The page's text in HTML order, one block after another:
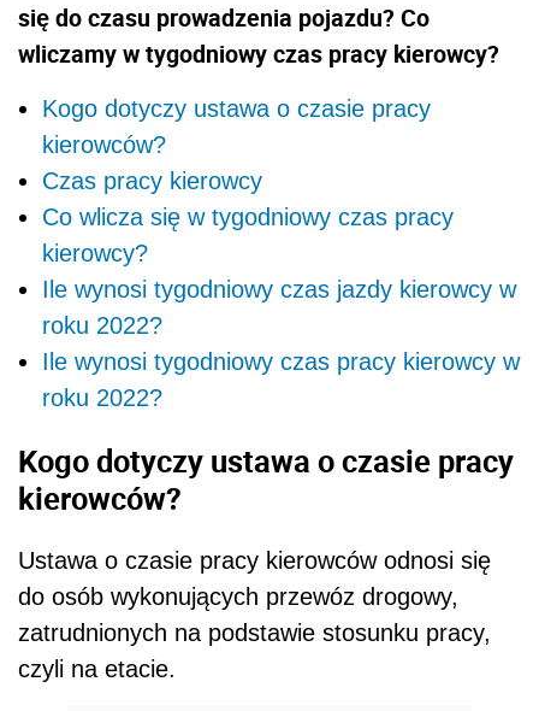
się do czasu prowadzenia pojazdu? Co
wliczamy w tygodniowy czas pracy kierowcy?
Kogo dotyczy ustawa o czasie pracy
kierowców?
Czas pracy kierowcy
Co wlicza się w tygodniowy czas pracy
kierowcy?
Ile wynosi tygodniowy czas jazdy kierowcy w
roku 2022?
Ile wynosi tygodniowy czas pracy kierowcy w
roku 2022?
Kogo dotyczy ustawa o czasie pracy
kierowców?
Ustawa o czasie pracy kierowców odnosi się
do osób wykonujących przewóz drogowy,
zatrudnionych na podstawie stosunku pracy,
czyli na etacie.